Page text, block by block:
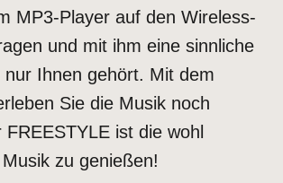
MP3-Player auf den Wireless-
und mit ihm eine sinnliche
nur Ihnen gehört. Mit dem
Sie die Musik noch
ist die wohl
zu genießen!